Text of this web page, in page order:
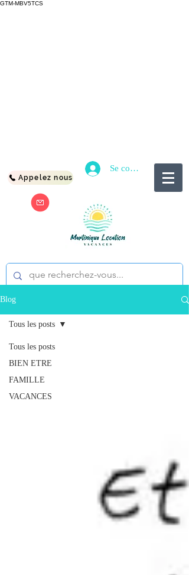
GTM-MBV5TCS
Appelez nous
Se connecter
Blog
Tous les posts
BIEN ETRE
FAMILLE
VACANCES
Tous les posts